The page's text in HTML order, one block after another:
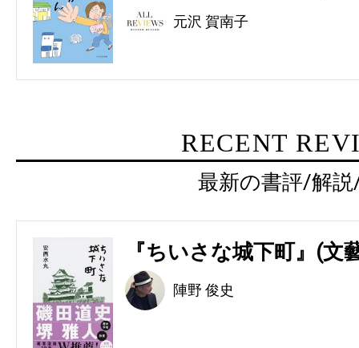
元沢 賀南子
RECENT
最新の書評/解
『ちいさな城下町』(文
陣野 俊史